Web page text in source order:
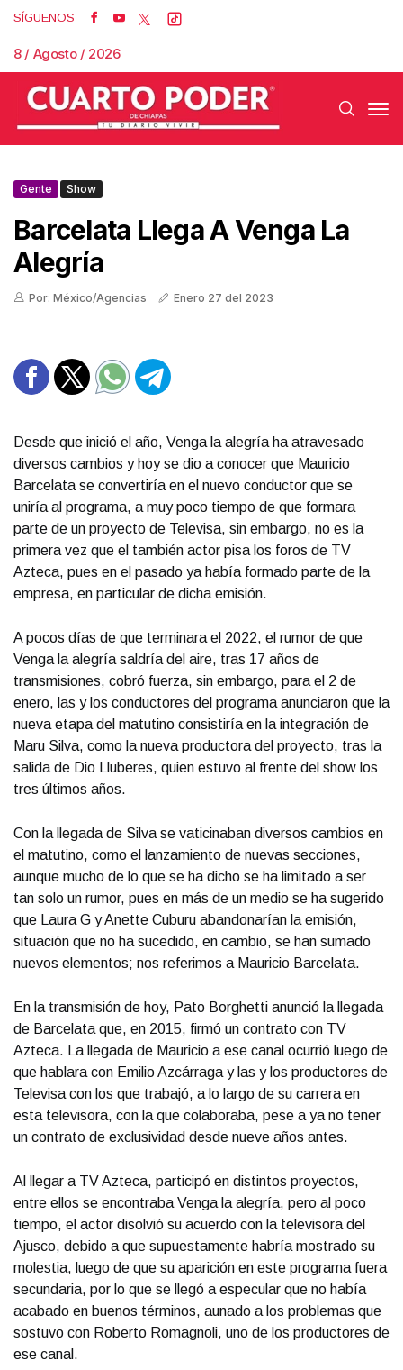
SÍGUENOS
8 / Agosto / 2026
Gente Show
Barcelata Llega A Venga La
Alegría
Por: México/Agencias Enero 27 del 2023
Desde que inició el año, Venga la alegría ha atravesado
diversos cambios y hoy se dio a conocer que Mauricio
Barcelata se convertiría en el nuevo conductor que se
uniría al programa, a muy poco tiempo de que formara
parte de un proyecto de Televisa, sin embargo, no es la
primera vez que el también actor pisa los foros de TV
Azteca, pues en el pasado ya había formado parte de la
empresa, en particular de dicha emisión.
A pocos días de que terminara el 2022, el rumor de que
Venga la alegría saldría del aire, tras 17 años de
transmisiones, cobró fuerza, sin embargo, para el 2 de
enero, las y los conductores del programa anunciaron que la
nueva etapa del matutino consistiría en la integración de
Maru Silva, como la nueva productora del proyecto, tras la
salida de Dio Lluberes, quien estuvo al frente del show los
tres últimos años.
Con la llegada de Silva se vaticinaban diversos cambios en
el matutino, como el lanzamiento de nuevas secciones,
aunque mucho de lo que se ha dicho se ha limitado a ser
tan solo un rumor, pues en más de un medio se ha sugerido
que Laura G y Anette Cuburu abandonarían la emisión,
situación que no ha sucedido, en cambio, se han sumado
nuevos elementos; nos referimos a Mauricio Barcelata.
En la transmisión de hoy, Pato Borghetti anunció la llegada
de Barcelata que, en 2015, firmó un contrato con TV
Azteca. La llegada de Mauricio a ese canal ocurrió luego de
que hablara con Emilio Azcárraga y las y los productores de
Televisa con los que trabajó, a lo largo de su carrera en
esta televisora, con la que colaboraba, pese a ya no tener
un contrato de exclusividad desde nueve años antes.
Al llegar a TV Azteca, participó en distintos proyectos,
entre ellos se encontraba Venga la alegría, pero al poco
tiempo, el actor disolvió su acuerdo con la televisora del
Ajusco, debido a que supuestamente habría mostrado su
molestia, luego de que su aparición en este programa fuera
secundaria, por lo que se llegó a especular que no había
acabado en buenos términos, aunado a los problemas que
sostuvo con Roberto Romagnoli, uno de los productores de
ese canal.